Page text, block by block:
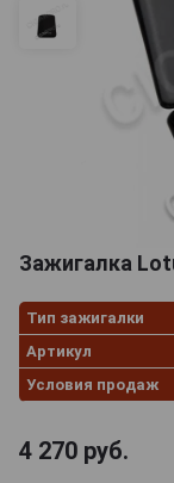
Зажигалка
Тип зажигалки
Артикул
Условия продаж
4 270 руб.